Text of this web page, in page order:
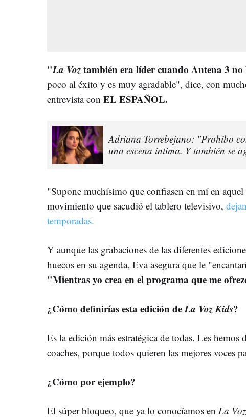
"La Voztambién era líder cuando Antena 3 no
poco al éxito y es muy agradable", dice, con
entrevista con EL ESPAÑOL.
Adriana Torrebejano: "Prohíbo
una escena íntima. Y también se
"Supone muchísimo que confiasen en mí en
movimiento que sacudió el tablero televisivo,
temporadas.
Y aunque las grabaciones de las diferentes
huecos en su agenda, Eva asegura que le
"Mientras yo crea en el programa que me
¿Cómo definirías esta edición deLa Voz Kids?
Es la edición más estratégica de todas. Les hemos
coaches, porque todos quieren las mejores voces
¿Cómo por ejemplo?
El súper bloqueo, que ya lo conocíamos en La